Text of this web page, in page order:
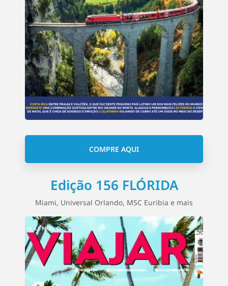
COMPRE AQUI
Edição 156 FLÓRIDA
Miami, Universal Orlando, MSC Euribia e mais